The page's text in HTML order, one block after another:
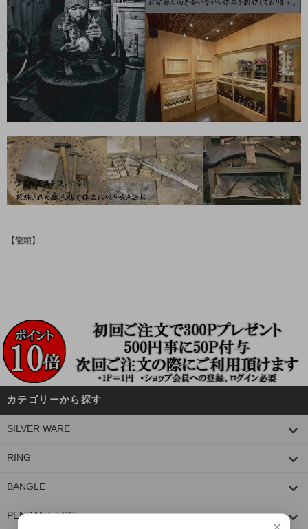
【龍頭】
カテゴリーから探す
SILVER WARE
RING
BANGLE
PENDANT TOP